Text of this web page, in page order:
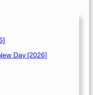
Day [2026]